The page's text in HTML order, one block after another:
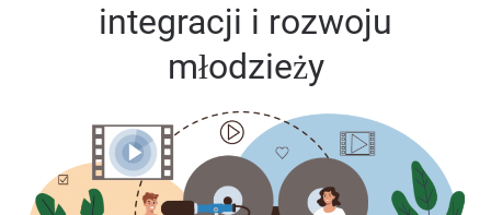
integracji i rozwoju
młodzieży